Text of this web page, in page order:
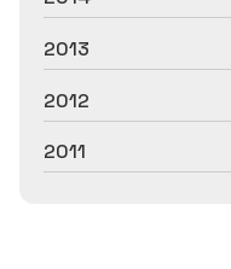
2013
2012
2011